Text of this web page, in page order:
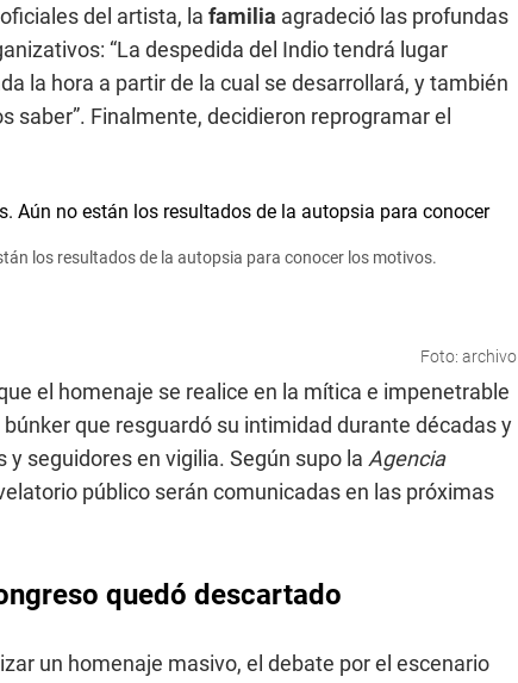
del artista, la familia agradeció las profundas
“La despedida del Indio tendrá lugar
la hora a partir de la cual se desarrollará, y también
saber”. Finalmente, decidieron reprogramar el
los resultados de la autopsia para conocer los motivos.
Foto: archivo
el homenaje se realice en la mítica e impenetrable
que resguardó su intimidad durante décadas y
seguidores en vigilia. Según supo la Agencia
público serán comunicadas en las próximas
quedó descartado
un homenaje masivo, el debate por el escenario